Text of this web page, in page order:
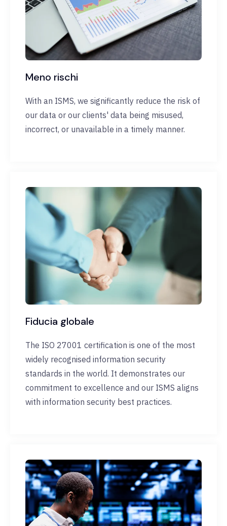
Meno rischi
With an ISMS, we significantly reduce the risk of
our data or our clients' data being misused,
incorrect, or unavailable in a timely manner.
Fiducia globale
The ISO 27001 certification is one of the most
widely recognised information security
standards in the world. It demonstrates our
commitment to excellence and our ISMS aligns
with information security best practices.